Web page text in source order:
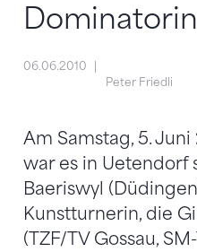
06.06.2010
Peter Friedli
Am Samstag, 5. Juni
war es in Uetendorf
Baeriswyl
Kunstturnerin, die
(TZF/TV Gossau,